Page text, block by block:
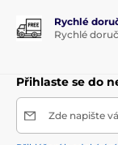
Rychlé
Rychlé
Přihlaste se do
Zde napište